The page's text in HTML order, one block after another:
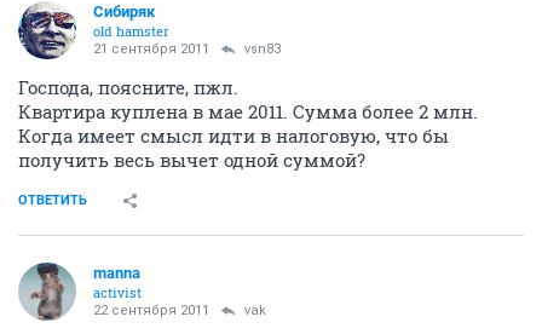
Сибиряк
old hamster
21 сентября 2011 vsn83
Господа, поясните, пжл.
Квартира куплена в мае 2011. Сумма более 2 млн.
Когда имеет смысл идти в налоговую, что бы
получить весь вычет одной суммой?
ОТВЕТИТЬ
manna
activist
22 сентября 2011 vak